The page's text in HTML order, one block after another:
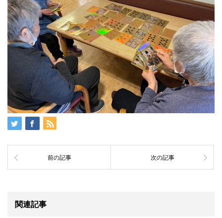
前の記事 次の記事
関連記事